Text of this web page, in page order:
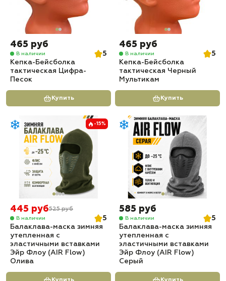
465 руб
В наличии
5
Кепка-Бейсболка
тактическая Цифра-
Песок
Купить
465 руб
В наличии
5
Кепка-Бейсболка
тактическая Черный
Мультикам
Купить
-15%
445 руб525 руб
В наличии
5
Балаклава-маска зимняя
утепленная с
эластичными вставками
Эйр Флоу (AIR Flow)
Олива
Купить
585 руб
В наличии
5
Балаклава-маска зимняя
утепленная с
эластичными вставками
Эйр Флоу (AIR Flow)
Серый
Купить